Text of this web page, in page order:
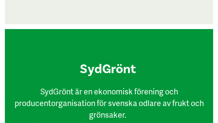
SydGrönt
SydGrönt är en ekonomisk förening och
producentorganisation för svenska odlare av frukt och
grönsaker.